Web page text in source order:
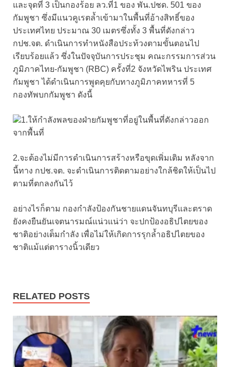
และจุดที่ 3 เป็นกองร้อย ลว.ที่1 ของ พัน.ปชด. 501 ของ
กัมพูชา ซึ่งมีแนวคูเรตล้ำเข้ามาในพื้นที่อ้างสิทธิ์ของ
ประเทศไทย ประมาณ 30 เมตรซึ่งทั้ง 3 พื้นที่ดังกล่าว
กปช.จต. ดำเนินการทำหนังสือประท้วงตามขั้นตอนไป
เรียบร้อยแล้ว ซึ่งในปัจจุบันการประชุม คณะกรรมการส่วน
ภูมิภาคไทย-กัมพูชา (RBC) ครั้งที่2 จังหวัดไพริน ประเทศ
กัมพูชา ได้ดำเนินการพูดคุยกับทางภูมิภาคทหารที่ 5
กองทัพบกกัมพูชา ดังนี้
1.ให้กำลังพลของฝ่ายกัมพูชาที่อยู่ในพื้นที่ดังกล่าวออก
จากพื้นที่
2.จะต้องไม่มีการดำเนินการสร้างหรือขุดเพิ่มเติม หลังจาก
นี้ทาง กปช.จต. จะดำเนินการติดตามอย่างใกล้ชิดให้เป็นไป
ตามที่ตกลงกันไว้
อย่างไรก็ตาม กองกำลังป้องกันชายแดนจันทบุรีและตราด
ยังคงยืนยันเจตนารมณ์แน่วแน่ว่า จะปกป้องอธิปไตยของ
ชาติอย่างเต็มกำลัง เพื่อไม่ให้เกิดการรุกล้ำอธิปไตยของ
ชาติแม้แต่ตารางนิ้วเดียว
RELATED POSTS